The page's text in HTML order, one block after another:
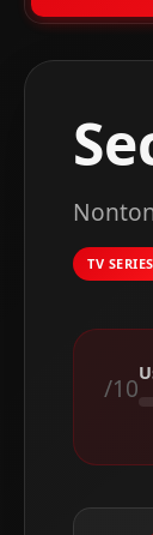
TV SERIES
/10